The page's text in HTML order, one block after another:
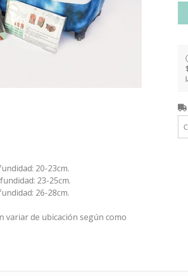
20-23cm.
23-25cm.
26-28cm.
variar de ubicación según como